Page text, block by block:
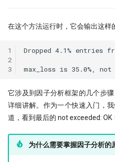
一化？
量化面试神题：圆上随机点的概率陷
PDF is all you need(2)
虎口夺食：量化交易中高频率、低风
险策略的诱惑与陷阱
金融行业买方与卖方：利润与稳定性
硕士在读，如何才能入行量化交易
找校友！起底百亿私募创始人
[0901] QuanTide Weekly
[0915] QuanTide Weekly
[0929] QuanTide Weekly
200倍速！基于 HDF5 的证券数据存
既生瑜 何生亮！ Hermes Agent究竟
怎么样？
试过 Cursor 和 Trae 之后，我如何用
Augment 完成了一个复杂项目
（一）
量化人如何用好 Jupyter？（二）
在这个方法运行时，它会输出这样
1
2
3
Dropped 4.1% entries
它涉及到因子分析框架的几个步
详细讲解。作为一个快速入门，
道，看到最后的 not exceeded: OK
为什么需要掌握因子分析的